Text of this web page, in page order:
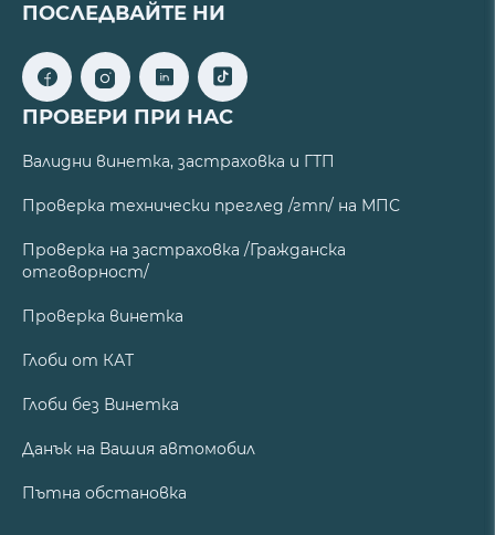
ПОСЛЕДВАЙТЕ НИ
ПРОВЕРИ ПРИ НАС
Валидни винетка, застраховка и ГТП
Проверка технически преглед /гтп/ на МПС
Проверка на застраховка /Гражданска
отговорност/
Проверка винетка
Глоби от КАТ
Глоби без Винетка
Данък на Вашия автомобил
Пътна обстановка